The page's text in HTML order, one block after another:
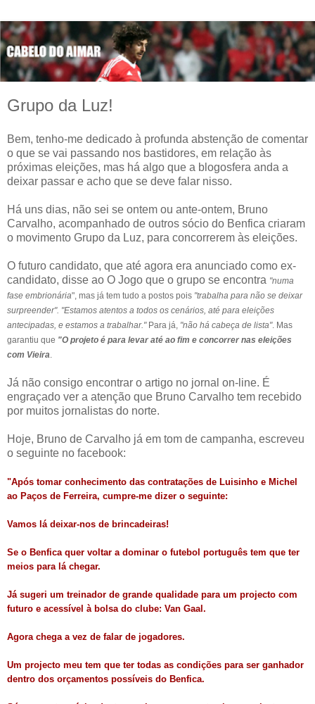
Grupo da Luz!
Bem, tenho-me dedicado à profunda abstenção de comentar
o que se vai passando nos bastidores, em relação às
próximas eleições, mas há algo que a blogosfera anda a
deixar passar e acho que se deve falar nisso.
Há uns dias, não sei se ontem ou ante-ontem, Bruno
Carvalho, acompanhado de outros sócio do Benfica criaram
o movimento Grupo da Luz, para concorrerem às eleições.
O futuro candidato, que até agora era anunciado como ex-
candidato, disse ao O Jogo que o grupo se encontra "numa
fase embrionária", mas já tem tudo a postos pois "trabalha para não se deixar
surpreender". "Estamos atentos a todos os cenários, até para eleições
antecipadas, e estamos a trabalhar." Para já, "não há cabeça de lista". Mas
garantiu que "O projeto é para levar até ao fim e concorrer nas eleições
com Vieira.
Já não consigo encontrar o artigo no jornal on-line. É
engraçado ver a atenção que Bruno Carvalho tem recebido
por muitos jornalistas do norte.
Hoje, Bruno de Carvalho já em tom de campanha, escreveu
o seguinte no facebook:
"Após tomar conhecimento das contratações de Luisinho e Michel
ao Paços de Ferreira, cumpre-me dizer o seguinte:
Vamos lá deixar-nos de brincadeiras!
Se o Benfica quer voltar a dominar o futebol português tem que ter
meios para lá chegar.
Já sugeri um treinador de grande qualidade para um projecto com
futuro e acessível à bolsa do clube: Van Gaal.
Agora chega a vez de falar de jogadores.
Um projecto meu tem que ter todas as condições para ser ganhador
dentro dos orçamentos possíveis do Benfica.